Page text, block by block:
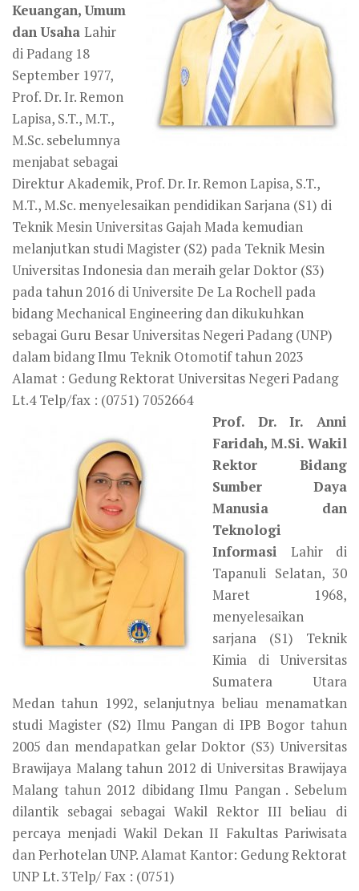
Keuangan, Umum
dan Usaha Lahir
di Padang 18
September 1977,
Prof. Dr. Ir. Remon
Lapisa, S.T., M.T.,
M.Sc. sebelumnya
menjabat sebagai
Direktur Akademik, Prof. Dr. Ir. Remon Lapisa, S.T.,
M.T., M.Sc. menyelesaikan pendidikan Sarjana (S1) di
Teknik Mesin Universitas Gajah Mada kemudian
melanjutkan studi Magister (S2) pada Teknik Mesin
Universitas Indonesia dan meraih gelar Doktor (S3)
pada tahun 2016 di Universite De La Rochell pada
bidang Mechanical Engineering dan dikukuhkan
sebagai Guru Besar Universitas Negeri Padang (UNP)
dalam bidang Ilmu Teknik Otomotif tahun 2023
Alamat : Gedung Rektorat Universitas Negeri Padang
Lt.4 Telp/fax : (0751) 7052664
Prof. Dr. Ir. Anni
Faridah, M.Si. Wakil
Rektor Bidang
Sumber Daya
Manusia dan
Teknologi
Informasi Lahir di
Tapanuli Selatan, 30
Maret 1968,
menyelesaikan
sarjana (S1) Teknik
Kimia di Universitas
Sumatera Utara
Medan tahun 1992, selanjutnya beliau menamatkan
studi Magister (S2) Ilmu Pangan di IPB Bogor tahun
2005 dan mendapatkan gelar Doktor (S3) Universitas
Brawijaya Malang tahun 2012 di Universitas Brawijaya
Malang tahun 2012 dibidang Ilmu Pangan . Sebelum
dilantik sebagai sebagai Wakil Rektor III beliau di
percaya menjadi Wakil Dekan II Fakultas Pariwisata
dan Perhotelan UNP. Alamat Kantor: Gedung Rektorat
UNP Lt. 3Telp/ Fax : (0751)